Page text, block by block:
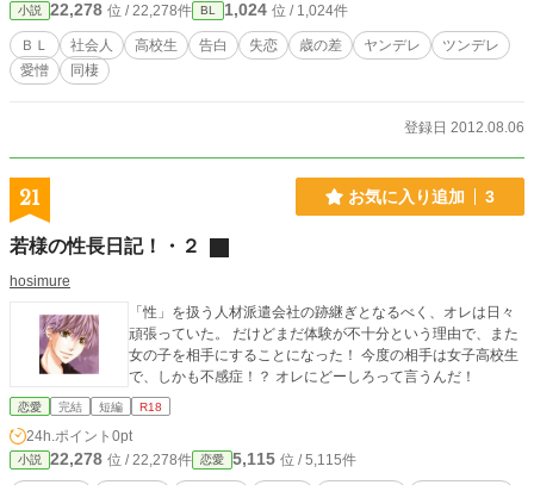
小説 22,278 位 / 22,278件 BL 1,024 位 / 1,024件
ＢＬ 社会人 高校生 告白 失恋 歳の差 ヤンデレ
ツンデレ
愛憎
同棲
登録日 2012.08.06
21 お気に入り追加 3
若様の性長日記！・２
hosimure
「性」を扱う人材派遣会社の跡継ぎとなるべく、オレは日々
頑張っていた。 だけどまだ体験が不十分という理由で、また
女の子を相手にすることになった！ 今度の相手は女子高校生
で、しかも不感症！？ オレにどーしろって言うんだ！
恋愛 完結 短編 R18
24h.ポイント 0pt
小説 22,278 位 / 22,278件 恋愛 5,115 位 / 5,115件